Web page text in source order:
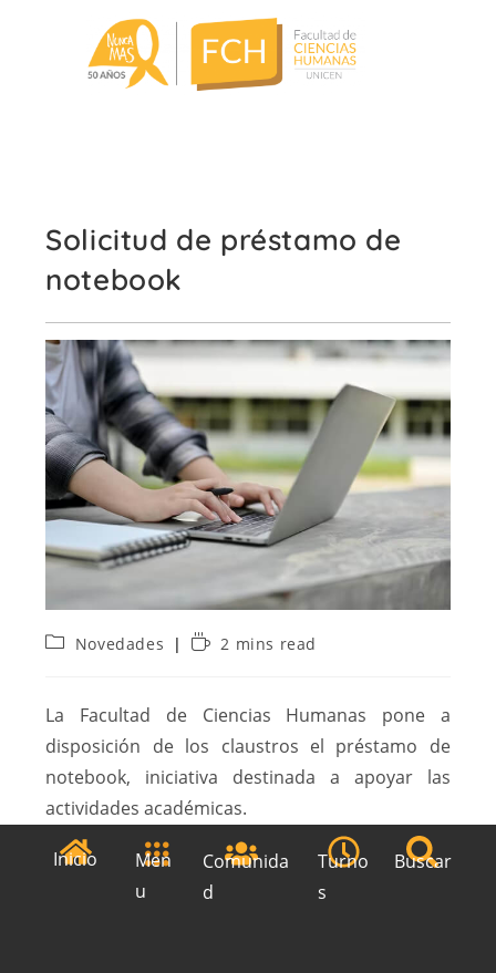
Inicio
Men
u
Comunida
d
Turno
s
Buscar
Solicitud de préstamo de
notebook
Novedades 2 mins read
La Facultad de Ciencias Humanas pone a
disposición de los claustros el préstamo de
notebook, iniciativa destinada a apoyar las
actividades académicas.
La FCH enfatiza la importancia de la
responsabilidad individual para mantener este